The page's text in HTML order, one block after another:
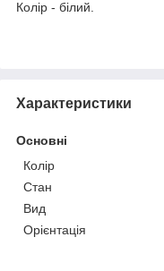
Колір - білий.
Характеристики
Основні
Колір
Стан
Вид
Орієнтація